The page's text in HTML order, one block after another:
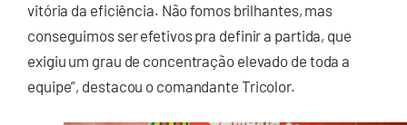
vitória da eficiência. Não fomos brilhantes, mas
conseguimos ser efetivos pra definir a partida, que
exigiu um grau de concentração elevado de toda a
equipe”, destacou o comandante Tricolor.